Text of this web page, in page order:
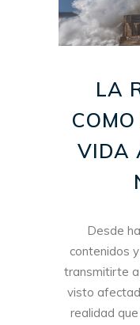
LA
VIDA
Desde
contenidos
transmitirte
visto
realidad